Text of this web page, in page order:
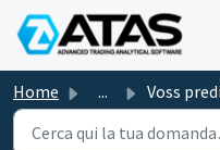
Salta al contenuto
Home ... Voss